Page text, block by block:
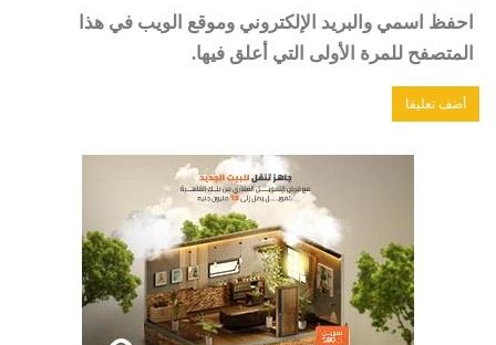
احفظ اسمي والبريد الإلكتروني وموقع الويب في هذا
المتصفح للمرة الأولى التي أعلق فيها.